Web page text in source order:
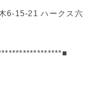
6-15-21 ハークス六